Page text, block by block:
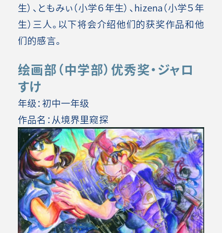
生）、ともみぃ（小学６年生）、hizena（小学５年
生）三人。以下将会介绍他们的获奖作品和他
们的感言。
绘画部（中学部）优秀奖・ジャロ
すけ
年级：初中一年级
作品名：从境界里窥探